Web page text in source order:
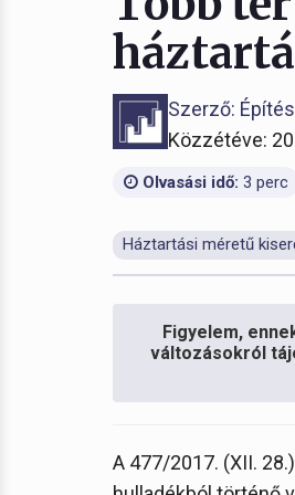
Szerző:
Közzétéve:
Olvasási idő: 3 perc
Háztartási méretű
Figyelem,
változásokról
A 477/2017. (XII.